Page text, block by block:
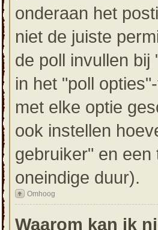
onderaan het
niet de juiste
de poll invullen
in het "poll
met elke optie
ook instellen
gebruiker" en
oneindige duur).
Omhoog
Waarom kan ik